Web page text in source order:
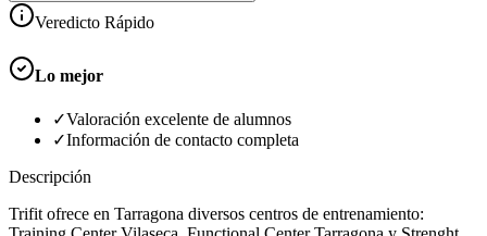
Veredicto Rápido
Lo mejor
✓Valoración excelente de alumnos
✓Información de contacto completa
Descripción
Trifit ofrece en Tarragona diversos centros de entrenamiento: